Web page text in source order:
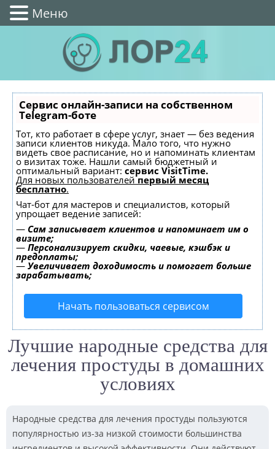
Сервис онлайн-записи на собственном
Telegram-боте
Тот, кто работает в сфере услуг, знает — без ведения
записи клиентов никуда. Мало того, что нужно
видеть свое расписание, но и напоминать клиентам
о визитах тоже. Нашли самый бюджетный и
оптимальный вариант: сервис VisitTime.
Для новых пользователейпервый месяц
бесплатно.
Чат-бот для мастеров и специалистов, который
упрощает ведение записей:
— Сам записывает клиентов и напоминает им о
визите;
— Персонализирует скидки, чаевые, кэшбэк и
предоплаты;
— Увеличивает доходимость и помогает больше
зарабатывать;
Начать пользоваться сервисом
Лучшие народные средства для
лечения простуды в домашних
условиях
Народные средства для лечения простуды пользуются
популярностью из-за низкой стоимости большинства
Меню